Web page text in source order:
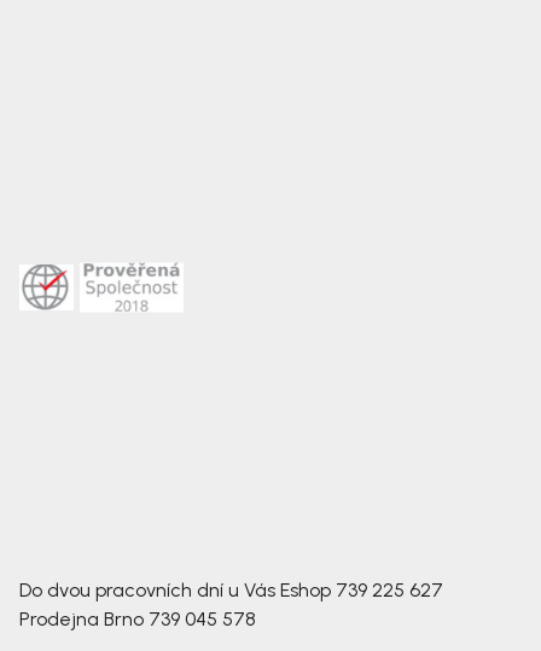
Do dvou pracovních dní u Vás Eshop 739 225 627
Prodejna Brno 739 045 578